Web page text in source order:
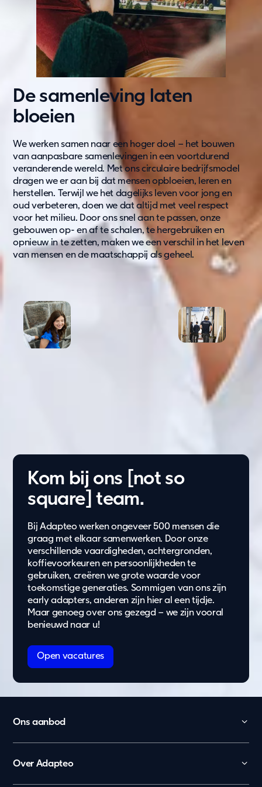
De samenleving laten
bloeien
We werken samen naar een hoger doel – het bouwen
van aanpasbare samenlevingen in een voortdurend
veranderende wereld. Met ons circulaire bedrijfsmodel
dragen we er aan bij dat mensen opbloeien, leren en
herstellen. Terwijl we het dagelijks leven voor jong en
oud verbeteren, doen we dat altijd met veel respect
voor het milieu. Door ons snel aan te passen, onze
gebouwen op- en af te schalen, te hergebruiken en
opnieuw in te zetten, maken we een verschil in het leven
van mensen en de maatschappij als geheel.
Kom bij ons [not so
square] team.
Bij Adapteo werken ongeveer 500 mensen die
graag met elkaar samenwerken. Door onze
verschillende vaardigheden, achtergronden,
koffievoorkeuren en persoonlijkheden te
gebruiken, creëren we grote waarde voor
toekomstige generaties. Sommigen van ons zijn
early adapters, anderen zijn hier al een tijdje.
Maar genoeg over ons gezegd – we zijn vooral
benieuwd naar u!
Open vacatures
Ons aanbod
Kinderopvang
Onderwijs
Over Adapteo
Contact